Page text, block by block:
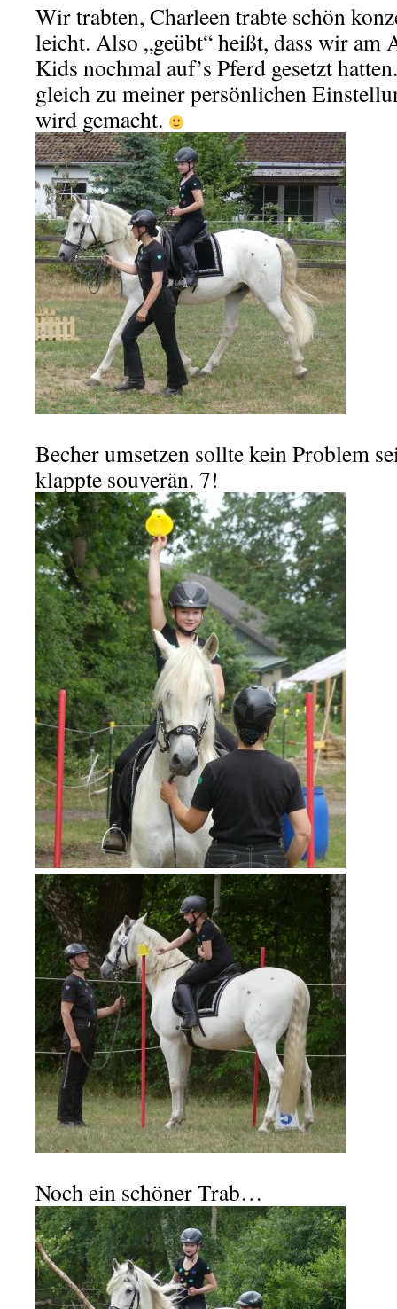
Wir trabten, Charleen trabte schön
leicht. Also „geübt“ heißt, dass wir am
Kids nochmal auf’s Pferd gesetzt
gleich zu meiner persönlichen
wird gemacht.
Becher umsetzen sollte kein Problem
klappte souverän. 7!
Noch ein schöner Trab…